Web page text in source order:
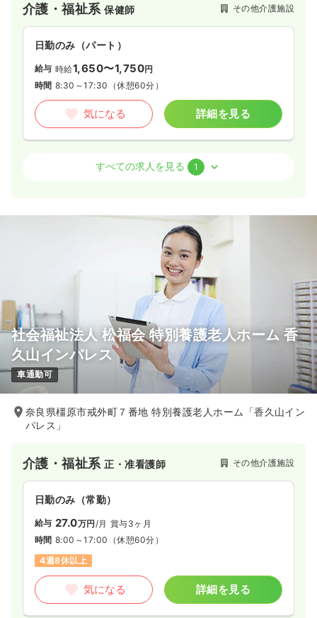
介護・福祉系保健師 その他介護施設
日勤のみ（パート）
給与 時給1,650〜1,750円
時間 8:30～17:30 （休憩60分）
気になる 詳細を見る
介護・福祉系正看護師
1,650〜1,750円
（休憩60分）
詳細を見る
すべての求人を見る 1
社会福祉法人 松福会 特別養護老人ホーム 香
久山インパレス
車通勤可
奈良県橿原市戒外町７番地 特別養護老人ホーム「香久山イン
パレス」
介護・福祉系正・准看護師 その他介護施設
日勤のみ（常勤）
給与 27.0万円 /月 賞与3ヶ月
時間 8:00～17:00 （休憩60分）
4週8休以上
気になる 詳細を見る